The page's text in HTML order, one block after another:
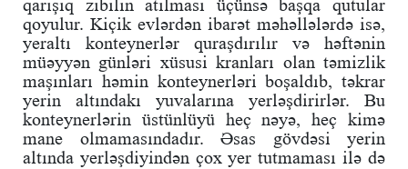
qarışıq zibilin atılması üçünsə başqa qutular
qoyulur. Kiçik evlərdən ibarət məhəllələrdə isə,
yeraltı konteynerlər quraşdırılır və həftənin
müəyyən günləri xüsusi kranları olan təmizlik
maşınları həmin konteynerləri boşaldıb, təkrar
yerin altındakı yuvalarına yerləşdirirlər. Bu
konteynerlərin üstünlüyü heç nəyə, heç kimə
mane olmamasındadır. Əsas gövdəsi yerin
altında yerləşdiyindən çox yer tutmaması ilə də